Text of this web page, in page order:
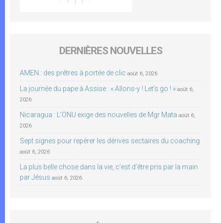
DERNIÈRES NOUVELLES
AMEN : des prêtres à portée de clic août 6, 2026
La journée du pape à Assise : « Allons-y ! Let’s go ! » août 6,
2026
Nicaragua : L’ONU exige des nouvelles de Mgr Mata août 6,
2026
Sept signes pour repérer les dérives sectaires du coaching
août 6, 2026
La plus belle chose dans la vie, c’est d’être pris par la main
par Jésus août 6, 2026